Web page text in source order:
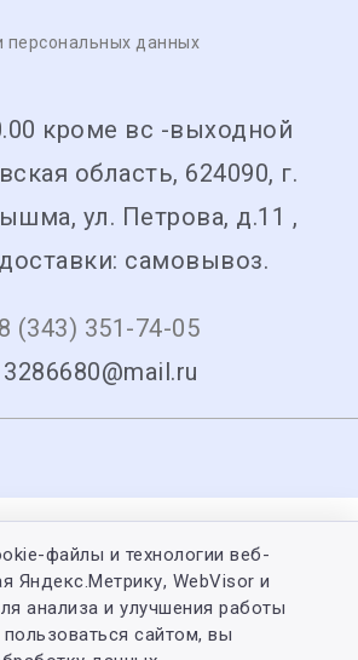
персональных данных
кроме вс -выходной
область, 624090, г.
ул. Петрова, д.11 ,
самовывоз.
8 (343) 351-74-05
3286680@mail.ru
файлы и технологии веб-
Яндекс.Метрику, WebVisor и
анализа и улучшения работы
сайтом, вы